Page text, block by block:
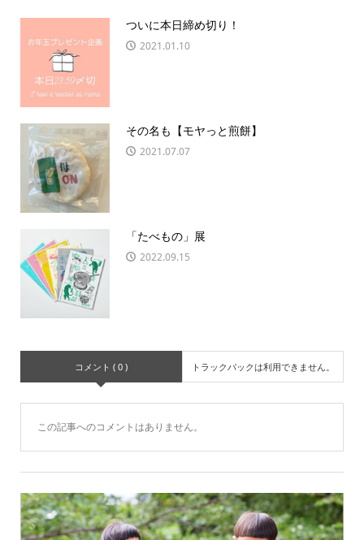
ついに本日締め切り！
2021.01.10
その名も【モヤっと煎餅】
2021.07.07
「たべもの」展
2022.09.15
コメント ( 0 ) トラックバックは利用できません。
この記事へのコメントはありません。